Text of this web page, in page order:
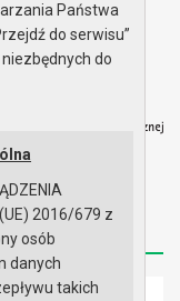
w Gryfinie
Dostępność
Państwa
do serwisu”
do
(UE) 2016/679 z
osób
danych
takich